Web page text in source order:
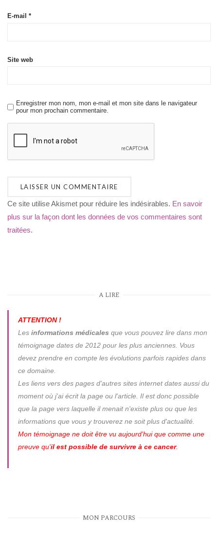
E-mail *
Site web
Enregistrer mon nom, mon e-mail et mon site dans le navigateur
pour mon prochain commentaire.
Ce site utilise Akismet pour réduire les indésirables. En savoir
plus sur la façon dont les données de vos commentaires sont
traitées.
A LIRE
ATTENTION !
Les informations médicales que vous pouvez lire dans mon
témoignage dates de 2012 pour les plus anciennes. Vous
devez prendre en compte les évolutions parfois rapides dans
ce domaine.
Les liens vers des pages d'autres sites internet dates aussi du
moment où j'ai écrit la page ou l'article. Il est donc possible
que la page vers laquelle il menait n'existe plus ou que les
informations que vous y trouverez ne soit plus d'actualité.
Mon témoignage ne doit être vu aujourd'hui que comme une
preuve qu'il est possible de survivre à ce cancer.
MON PARCOURS